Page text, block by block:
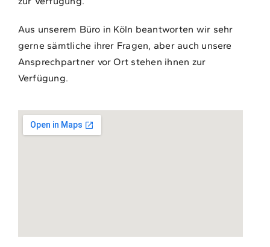
Aus unserem Büro in Köln beantworten wir sehr
gerne sämtliche ihrer Fragen, aber auch unsere
Ansprechpartner vor Ort stehen ihnen zur
Verfügung.